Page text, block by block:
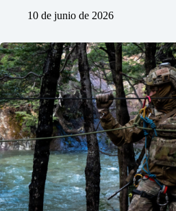
10 de junio de 2026